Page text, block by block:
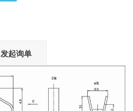
发起询单